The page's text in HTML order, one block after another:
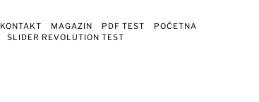
KONTAKT MAGAZIN PDF TEST
POČETNA
SLIDER REVOLUTION TEST